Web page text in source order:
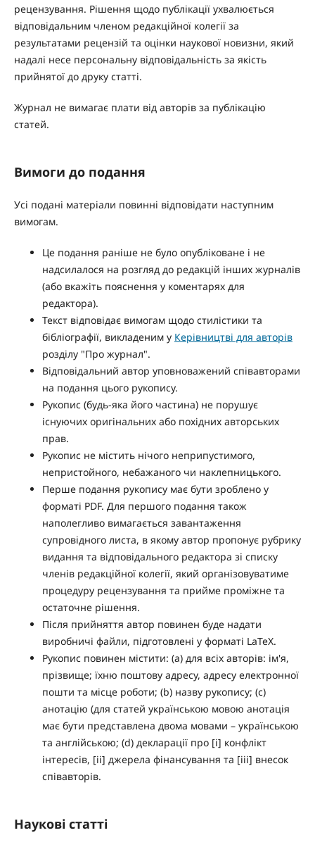
рецензування. Рішення щодо публікації ухвалюється
відповідальним членом редакційної колегії за
результатами рецензій та оцінки наукової новизни, який
надалі несе персональну відповідальність за якість
прийнятої до друку статті.
Журнал не вимагає плати від авторів за публікацію
статей.
Вимоги до подання
Усі подані матеріали повинні відповідати наступним
вимогам.
Це подання раніше не було опубліковане і не
надсилалося на розгляд до редакцій інших журналів
(або вкажіть пояснення у коментарях для
редактора).
Текст відповідає вимогам щодо стилістики та
бібліографії, викладеним у Керівництві для авторів
розділу "Про журнал".
Відповідальний автор уповноважений співавторами
на подання цього рукопису.
Рукопис (будь-яка його частина) не порушує
існуючих оригінальних або похідних авторських
прав.
Рукопис не містить нічого неприпустимого,
непристойного, небажаного чи наклепницького.
Перше подання рукопису має бути зроблено у
форматі PDF. Для першого подання також
наполегливо вимагається завантаження
супровідного листа, в якому автор пропонує рубрику
видання та відповідального редактора зі списку
членів редакційної колегії, який організовуватиме
процедуру рецензування та прийме проміжне та
остаточне рішення.
Після прийняття автор повинен буде надати
виробничі файли, підготовлені у форматі LaTeX.
Рукопис повинен містити: (a) для всіх авторів: ім'я,
прізвище; їхню поштову адресу, адресу електронної
пошти та місце роботи; (b) назву рукопису; (c)
анотацію (для статей українською мовою анотація
має бути представлена двома мовами – українською
та англійською; (d) декларації про [i] конфлікт
інтересів, [ii] джерела фінансування та [iii] внесок
співавторів.
Наукові статті